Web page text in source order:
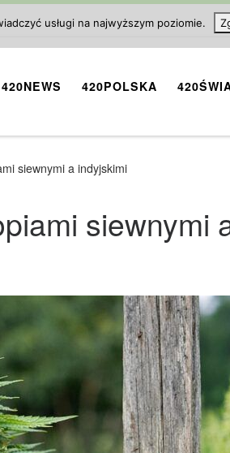
420NEWS 420POLSKA
siewnymi a indyjskimi
siewnymi
usługi na najwyższym poziomie.